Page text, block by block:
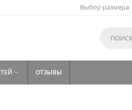
Выбор размера
 ОТЗЫВЫ